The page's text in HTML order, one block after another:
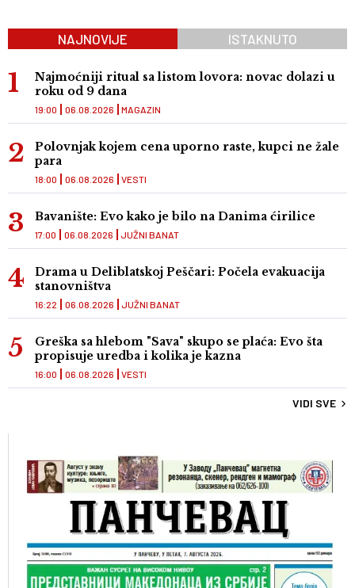
NAJNOVIJE ISTAKNUTO
Najmoćniji ritual sa listom lovora: novac dolazi u
roku od 9 dana
MAGAZIN
19:00 06.08.2026
Polovnjak kojem cena uporno raste, kupci ne žale
para
VESTI
18:00 06.08.2026
Bavanište: Evo kako je bilo na Danima ćirilice
JUŽNI BANAT
17:00 06.08.2026
Drama u Deliblatskoj Peščari: Počela evakuacija
stanovništva
JUŽNI BANAT
16:22 06.08.2026
Greška sa hlebom "Sava" skupo se plaća: Evo šta
propisuje uredba i kolika je kazna
VESTI
16:00 06.08.2026
VIDI SVE